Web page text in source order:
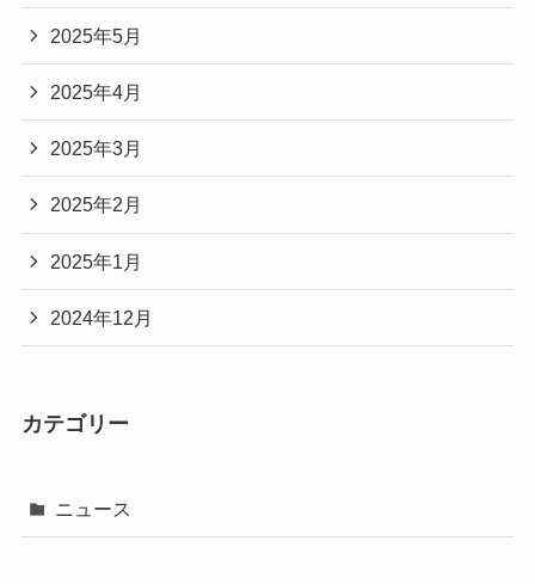
2025年5月
2025年4月
2025年3月
2025年2月
2025年1月
2024年12月
カテゴリー
ニュース